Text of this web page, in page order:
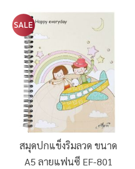
สมุดปกแข็งริมลวด ขนาด
A5 ลายแฟนซี EF-801